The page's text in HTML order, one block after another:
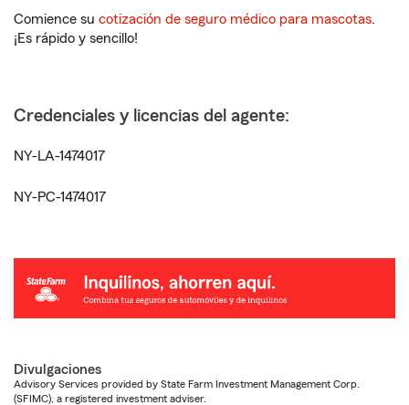
Comience su cotización de seguro médico para mascotas.
¡Es rápido y sencillo!
Credenciales y licencias del agente:
NY-LA-1474017
NY-PC-1474017
Divulgaciones
Advisory Services provided by State Farm Investment Management Corp.
(SFIMC), a registered investment adviser.